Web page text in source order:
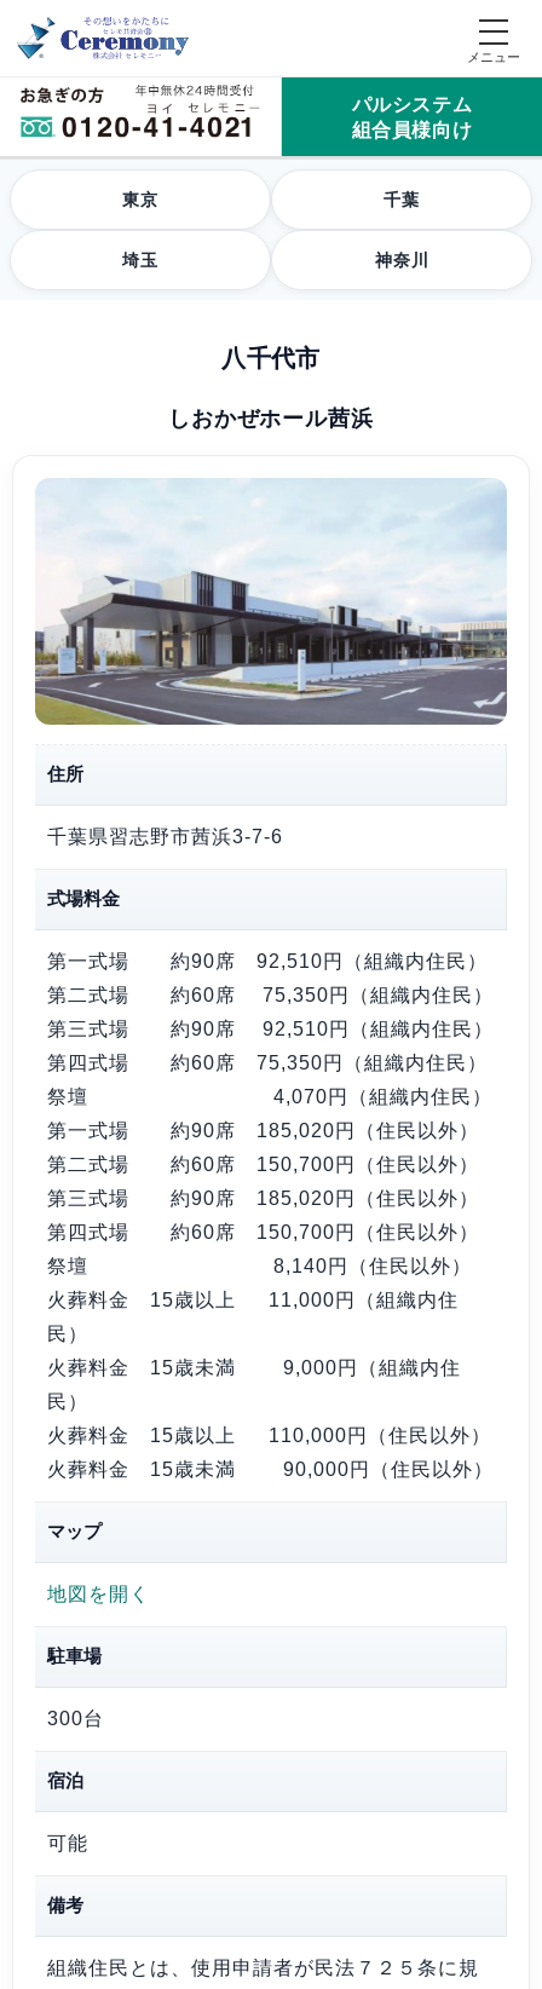
パルシステム
組合員様向け
東京 千葉
埼玉 神奈川
八千代市
しおかぜホール茜浜
住所
千葉県習志野市茜浜3-7-6
式場料金
第一式場 約90席 92,510円
（組織内住民）
第二式場 約60席 75,350円
（組織内住民）
第三式場 約90席 92,510円
（組織内住民）
第四式場 約60席 75,350円
（組織内住民）
祭壇
4,070円
（組織内住民）
第一式場 約90席 185,020円
（住民以外）
第二式場 約60席 150,700円
（住民以外）
第三式場 約90席 185,020円
（住民以外）
第四式場 約60席 150,700円
（住民以外）
祭壇
8,140円
（住民以外）
火葬料金 15歳以上
11,000円
（組織内住
民）
火葬料金 15歳未満
9,000円
（組織内住
民）
火葬料金 15歳以上
110,000円
（住民以外）
火葬料金 15歳未満
90,000円 （住民以外）
マップ
地図を開く
駐車場
300台
宿泊
可能
備考
組織住民とは、使用申請者が民法７２５条に規